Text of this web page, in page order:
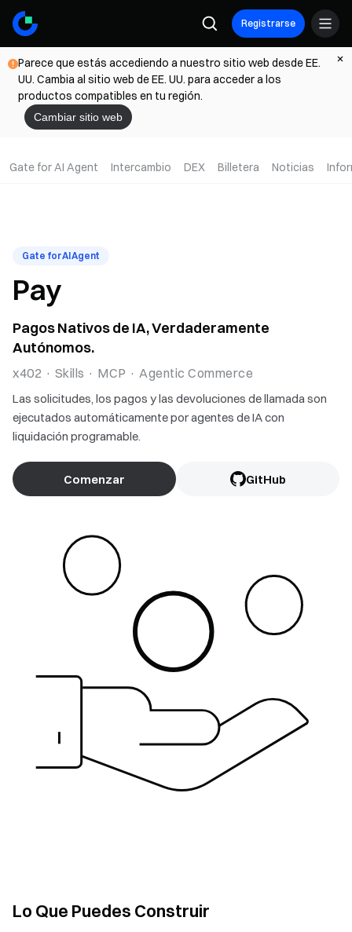
Registrarse
Parece que estás accediendo a nuestro sitio web desde EE.
UU. Cambia al sitio web de EE. UU. para acceder a los
productos compatibles en tu región.
Cambiar sitio web
Gate for AI Agent Intercambio DEX Billetera Noticias
Gate for AI Agent
Pay
Pagos Nativos de IA, Verdaderamente
Autónomos.
x402 · Skills · MCP · Agentic Commerce
Las solicitudes, los pagos y las devoluciones de llamada son
ejecutados automáticamente por agentes de IA con
liquidación programable.
Comenzar GitHub
Lo Que Puedes Construir